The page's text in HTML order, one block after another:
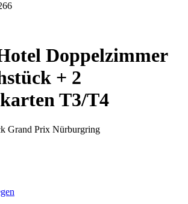
Doppelzimmer
+ 2
T3/T4
Grand Prix Nürburgring